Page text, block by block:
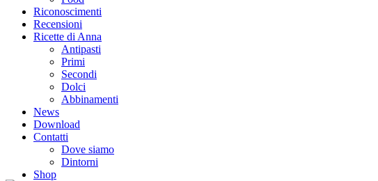
Riconoscimenti
Recensioni
Ricette di Anna
Antipasti
Primi
Secondi
Dolci
Abbinamenti
News
Download
Contatti
Dove siamo
Dintorni
Shop